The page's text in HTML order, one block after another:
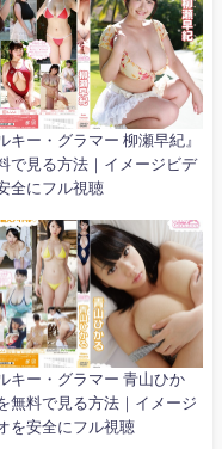
キー・グラマー 柳瀬早紀』
で見る方法｜イメージビデ
全にフル視聴
キー・グラマー 青山ひか
無料で見る方法｜イメージ
を安全にフル視聴